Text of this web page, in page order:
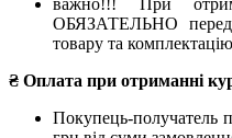
ОБЯЗАТЕЛЬНО перед
товару та
₴ Оплата при отриманні
Покупець-получатель